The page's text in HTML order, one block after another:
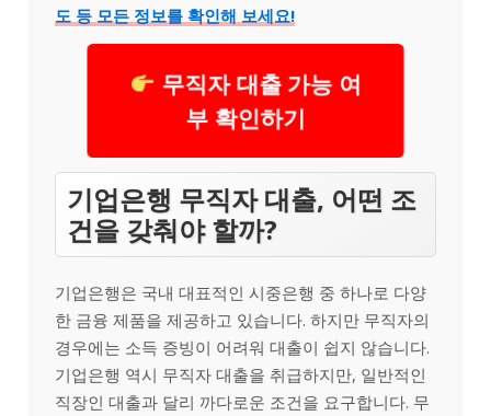
도 등 모든 정보를 확인해 보세요!
무직자 대출 가능 여
부 확인하기
기업은행 무직자 대출, 어떤 조
건을 갖춰야 할까?
기업은행은 국내 대표적인 시중은행 중 하나로 다양
한 금융 제품을 제공하고 있습니다. 하지만 무직자의
경우에는 소득 증빙이 어려워 대출이 쉽지 않습니다.
기업은행 역시 무직자 대출을 취급하지만, 일반적인
직장인 대출과 달리 까다로운 조건을 요구합니다. 무